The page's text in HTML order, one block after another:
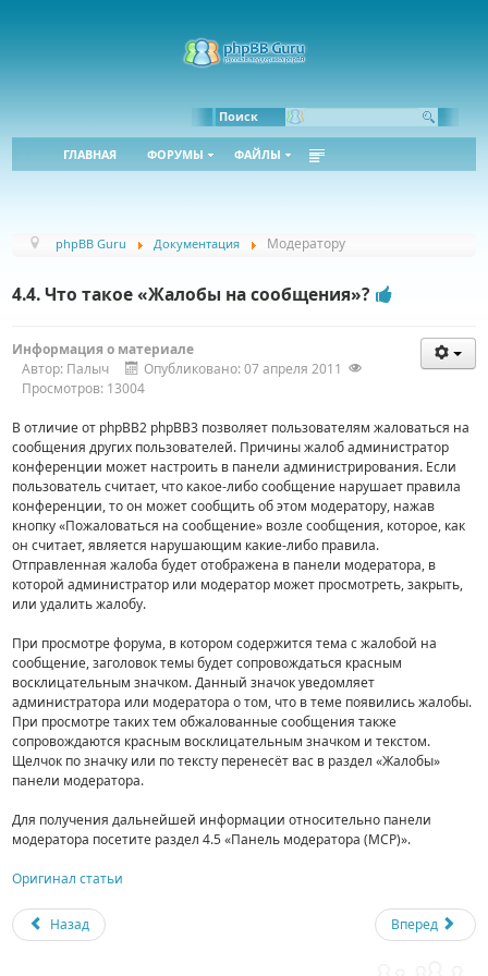
Поиск
ГЛАВНАЯ ФОРУМЫ ФАЙЛЫ
phpBB Guru Документация Модератору
4.4. Что такое «Жалобы на сообщения»?
Информация о материале
Автор: Палыч
Опубликовано: 07 апреля 2011
Просмотров: 13004
В отличие от phpBB2 phpBB3 позволяет пользователям жаловаться на
сообщения других пользователей. Причины жалоб администратор
конференции может настроить в панели администрирования. Если
пользователь считает, что какое-либо сообщение нарушает правила
конференции, то он может сообщить об этом модератору, нажав
кнопку «Пожаловаться на сообщение» возле сообщения, которое, как
он считает, является нарушающим какие-либо правила.
Отправленная жалоба будет отображена в панели модератора, в
которой администратор или модератор может просмотреть, закрыть,
или удалить жалобу.
При просмотре форума, в котором содержится тема с жалобой на
сообщение, заголовок темы будет сопровождаться красным
восклицательным значком. Данный значок уведомляет
администратора или модератора о том, что в теме появились жалобы.
При просмотре таких тем обжалованные сообщения также
сопровождаются красным восклицательным значком и текстом.
Щелчок по значку или по тексту перенесёт вас в раздел «Жалобы»
панели модератора.
Для получения дальнейшей информации относительно панели
модератора посетите раздел 4.5 «Панель модератора (MCP)».
Оригинал статьи
Назад Вперед